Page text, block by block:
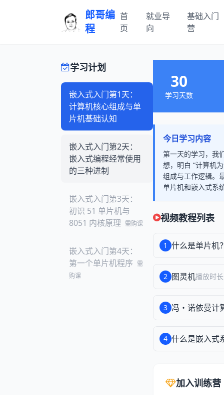
郎哥编
程
首
页
就业导
向
基础入门
营
学习计划
嵌入式入门第1天：
计算机核心组成与单
片机基础认知
嵌入式入门第2天：
嵌入式编程经常使用
的三种进制
嵌入式入门第3天：
初识 51 单片机与
8051 内核原理 需购课
嵌入式入门第4天：
第一个单片机程序 需
购课
30
学习天数
今日学习内容
第一天的学习，我
想，明白 “计算机
组成与工作逻辑。
单片机和嵌入式系
视频教程列表
1 什么是单片机
2 图灵机播放时
3 冯・诺依曼计
4 什么是嵌入式
加入训练营